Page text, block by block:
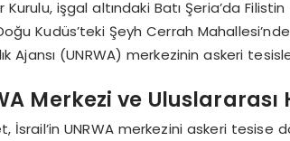
Kurulu, işgal altındaki Batı Şeria’da Filistin
Kudüs’teki Şeyh Cerrah
Ajansı (UNRWA) merkezinin askeri
Merkezi ve
İsrail’in UNRWA merkezini askeri tesise